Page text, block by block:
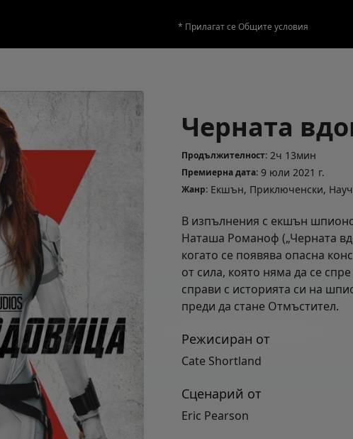
* Прилагат се Общите условия
Черната
Продължителност: 2ч 13мин
Премиерна дата: 9 юли 2021 г.
Жанр: Екшън, Приключенски,
В изпълнения с екшън
Наташа Романоф („Черната
когато се появява опасна
от сила, която няма да се
справи с историята си на
преди да стане Отмъстител.
Режисиран от
Cate Shortland
Сценарий от
Eric Pearson